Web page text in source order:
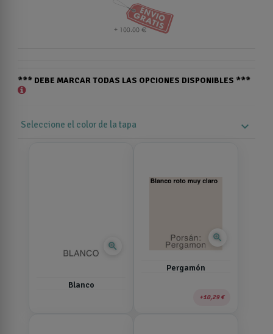
*** DEBE MARCAR TODAS LAS OPCIONES DISPONIBLES ***
Seleccione el color de la tapa expand_more
zoom_in
Blanco
zoom_in
Pergamón
10,29 €